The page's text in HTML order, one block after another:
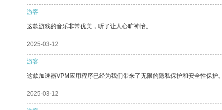
游客
这款游戏的音乐非常优美，听了让人心旷神怡。
2025-03-12
游客
这款加速器VPM应用程序已经为我们带来了无限的隐私保护和安全性保护
2025-03-12